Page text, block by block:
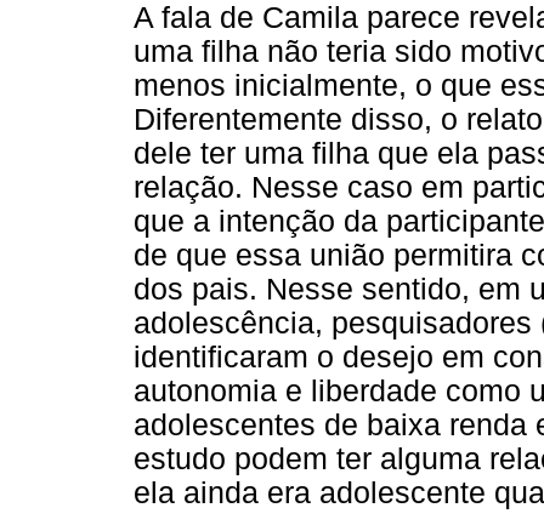
A fala de Camila parece
uma filha não teria sido
menos inicialmente, o que
Diferentemente disso, o
dele ter uma filha que ela
relação. Nesse caso em
que a intenção da
de que essa união permitira
dos pais. Nesse sentido, em
adolescência,
identificaram o desejo em
autonomia e liberdade como
adolescentes de baixa renda
estudo podem ter alguma
ela ainda era adolescente